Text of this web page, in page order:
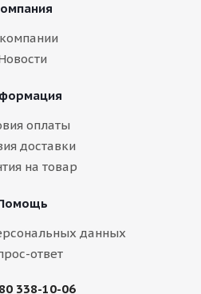
оплаты
доставки
на товар
данных
ответ
338-10-06